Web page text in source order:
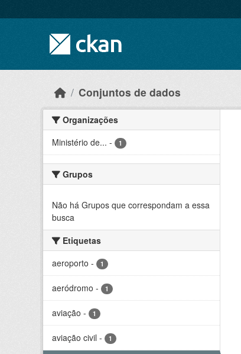
Conjuntos de dados
Organizações
Ministério de... - 1
Grupos
Não há Grupos que correspondam a essa
busca
Etiquetas
aeroporto - 1
aeródromo - 1
aviação - 1
aviação civil - 1